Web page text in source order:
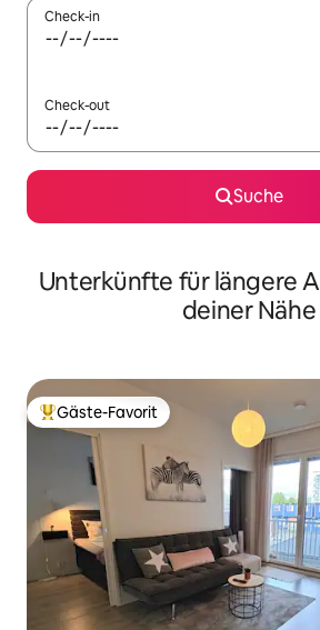
Check-in
Check-out
Suche
Unterkünfte für längere
deiner Nähe
Beliebter Gäste-Favorit.
Gäste-Favorit